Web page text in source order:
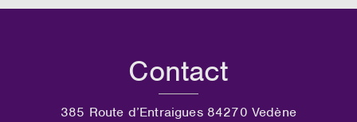
Contact
385 Route d’Entraigues 84270 Vedène